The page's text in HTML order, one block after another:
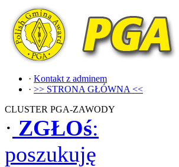
· Kontakt z adminem
· >> STRONA GŁÓWNA <<
CLUSTER PGA-ZAWODY
· ZGŁOś:
poszukuję